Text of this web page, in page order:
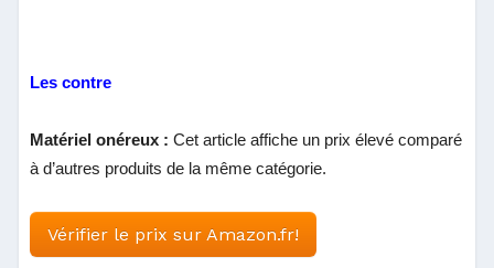
Les contre
Matériel onéreux :Cet article affiche un prix élevé comparé
à d’autres produits de la même catégorie.
Vérifier le prix sur Amazon.fr!